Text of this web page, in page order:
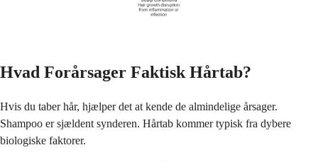
Hvad Forårsager Faktisk Hårtab?
Hvis du taber hår, hjælper det at kende de almindelige årsager.
Shampoo er sjældent synderen. Hårtab kommer typisk fra dybere
biologiske faktorer.